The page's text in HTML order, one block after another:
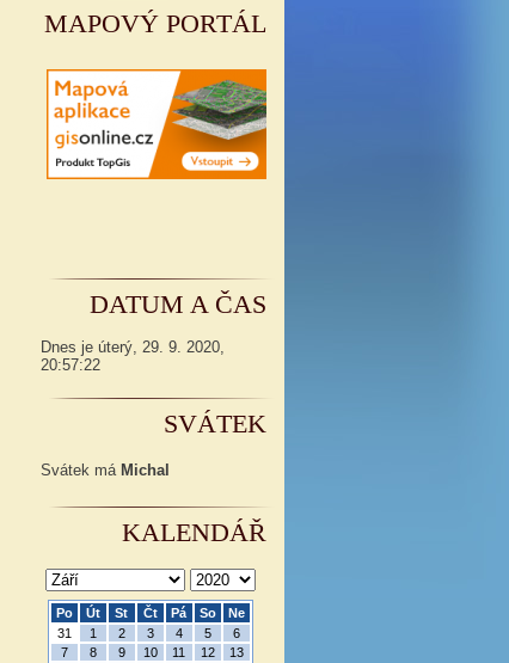
MAPOVÝ PORTÁL
DATUM A ČAS
Dnes je úterý, 29. 9. 2020,
20:57:23
SVÁTEK
Svátek má Michal
KALENDÁŘ
Po Út St Čt Pá So
Ne
31
1 2 3 4 5
6
7
8 9 10 11 12
13